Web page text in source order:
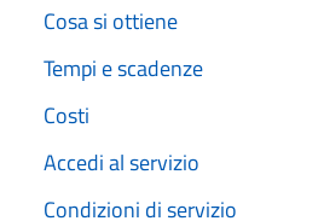
Cosa si ottiene
Tempi e scadenze
Costi
Accedi al servizio
Condizioni di servizio